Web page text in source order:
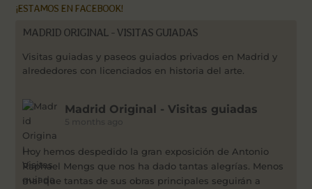
¡ESTAMOS EN FACEBOOK!
MADRID ORIGINAL - VISITAS GUIADAS
Visitas guiadas y paseos guiados privados en Madrid y
alrededores con licenciados en historia del arte.
Madrid Original - Visitas guiadas
Hoy hemos despedido la gran exposición de Antonio
Raphael Mengs que nos ha dado tantas alegrías. Menos
mal que tantas de sus obras principales seguirán a